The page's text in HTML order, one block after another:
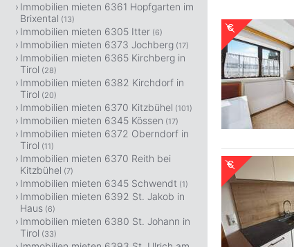
Immobilien mieten 6361 Hopfgarten im
Brixental (13)
Immobilien mieten 6305 Itter (6)
Immobilien mieten 6373 Jochberg (17)
Immobilien mieten 6365 Kirchberg in
Tirol (28)
Immobilien mieten 6382 Kirchdorf in
Tirol (20)
Immobilien mieten 6370 Kitzbühel (101)
Immobilien mieten 6345 Kössen (17)
Immobilien mieten 6372 Oberndorf in
Tirol (11)
Immobilien mieten 6370 Reith bei
Kitzbühel (7)
Immobilien mieten 6345 Schwendt (1)
Immobilien mieten 6392 St. Jakob in
Haus (6)
Immobilien mieten 6380 St. Johann in
Tirol (33)